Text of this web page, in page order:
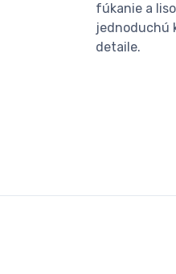
fúkanie a
jednoduchú
detaile.